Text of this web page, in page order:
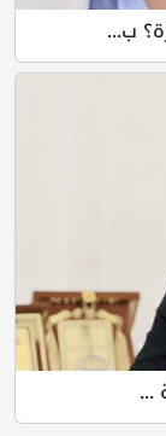
ب...
...